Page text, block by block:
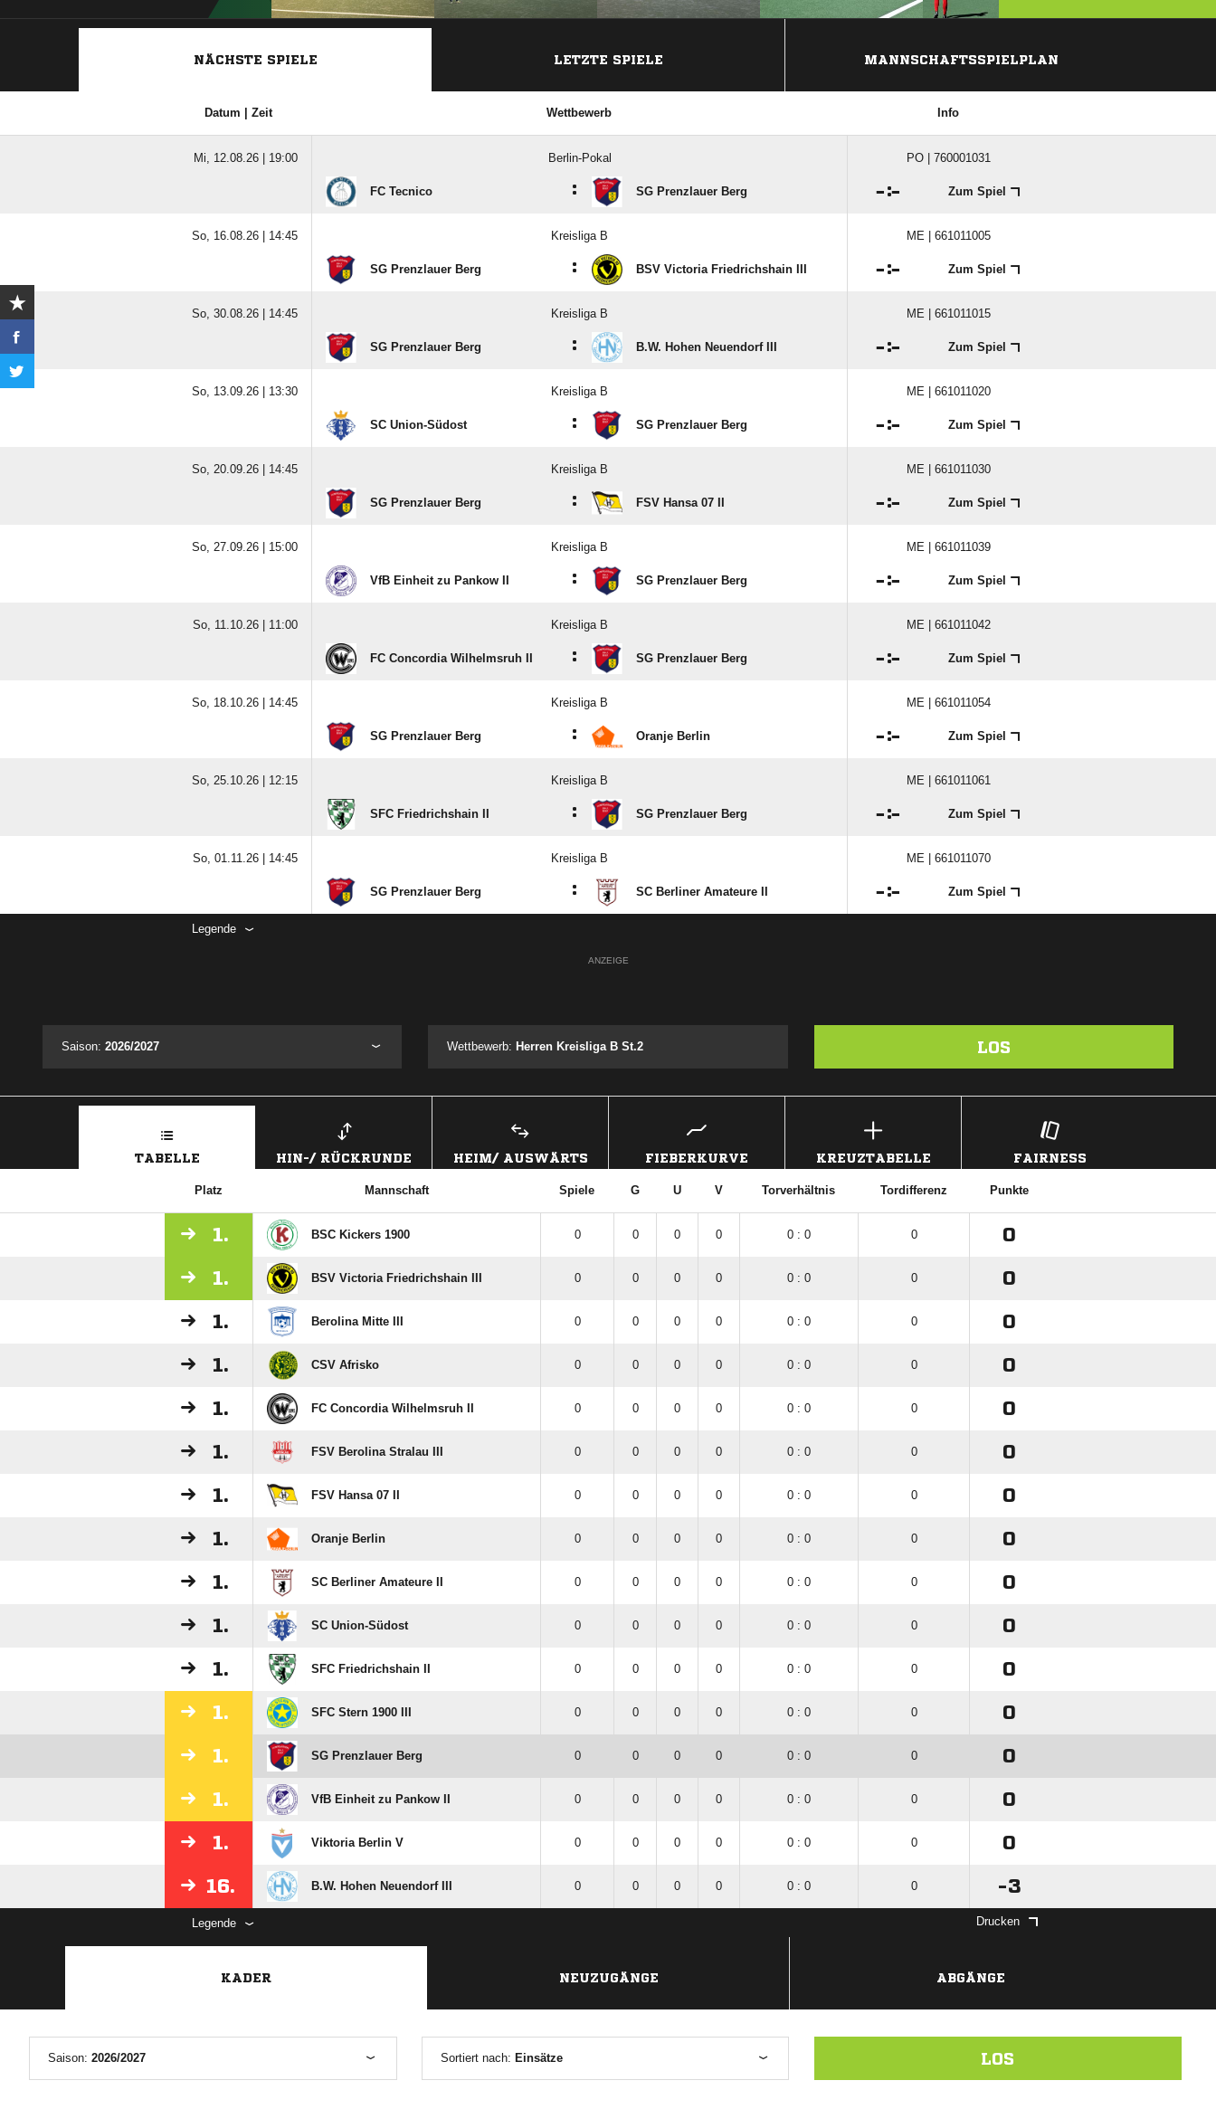
NÄCHSTE SPIELE LETZTE SPIELE MANNSCHAFTSSPIELPLAN
Datum | Zeit Wettbewerb Info
Mi, 12.08.26 | 19:00 Berlin-Pokal PO | 760001031
FC Tecnico : SG Prenzlauer Berg : Zum Spiel
So, 16.08.26 | 14:45 Kreisliga B ME | 661011005
SG Prenzlauer Berg : BSV Victoria Friedrichshain III : Zum Spiel
So, 30.08.26 | 14:45 Kreisliga B ME | 661011015
SG Prenzlauer Berg : B.W. Hohen Neuendorf III : Zum Spiel
So, 13.09.26 | 13:30 Kreisliga B ME | 661011020
SC Union-Südost : SG Prenzlauer Berg : Zum Spiel
So, 20.09.26 | 14:45 Kreisliga B ME | 661011030
SG Prenzlauer Berg : FSV Hansa 07 II : Zum Spiel
So, 27.09.26 | 15:00 Kreisliga B ME | 661011039
VfB Einheit zu Pankow II : SG Prenzlauer Berg : Zum Spiel
So, 11.10.26 | 11:00 Kreisliga B ME | 661011042
FC Concordia Wilhelmsruh II : SG Prenzlauer Berg : Zum Spiel
So, 18.10.26 | 14:45 Kreisliga B ME | 661011054
SG Prenzlauer Berg : Oranje Berlin : Zum Spiel
So, 25.10.26 | 12:15 Kreisliga B ME | 661011061
SFC Friedrichshain II : SG Prenzlauer Berg : Zum Spiel
So, 01.11.26 | 14:45 Kreisliga B ME | 661011070
SG Prenzlauer Berg : SC Berliner Amateure II : Zum Spiel
Legende
ANZEIGE
Saison: 2026/2027 Wettbewerb: Herren Kreisliga B St.2 LOS
TABELLE HIN-/ RÜCKRUNDE HEIM/ AUSWÄRTS FIEBERKURVE KREUZTABELLE FAIRNESS
Platz Mannschaft Spiele G U V Torverhältnis Tordifferenz Punkte
1. BSC Kickers 1900 0 0 0 0 0 : 0 0 0
1. BSV Victoria Friedrichshain III 0 0 0 0 0 : 0 0 0
1. Berolina Mitte III 0 0 0 0 0 : 0 0 0
1. CSV Afrisko 0 0 0 0 0 : 0 0 0
1. FC Concordia Wilhelmsruh II 0 0 0 0 0 : 0 0 0
1. FSV Berolina Stralau III 0 0 0 0 0 : 0 0 0
1. FSV Hansa 07 II 0 0 0 0 0 : 0 0 0
1. Oranje Berlin 0 0 0 0 0 : 0 0 0
1. SC Berliner Amateure II 0 0 0 0 0 : 0 0 0
1. SC Union-Südost 0 0 0 0 0 : 0 0 0
1. SFC Friedrichshain II 0 0 0 0 0 : 0 0 0
1. SFC Stern 1900 III 0 0 0 0 0 : 0 0 0
1. SG Prenzlauer Berg 0 0 0 0 0 : 0 0 0
1. VfB Einheit zu Pankow II 0 0 0 0 0 : 0 0 0
1. Viktoria Berlin V 0 0 0 0 0 : 0 0 0
16. B.W. Hohen Neuendorf III 0 0 0 0 0 : 0 0 -3
Legende Drucken
KADER NEUZUGÄNGE ABGÄNGE
Saison: 2026/2027 Sortiert nach: Einsätze LOS